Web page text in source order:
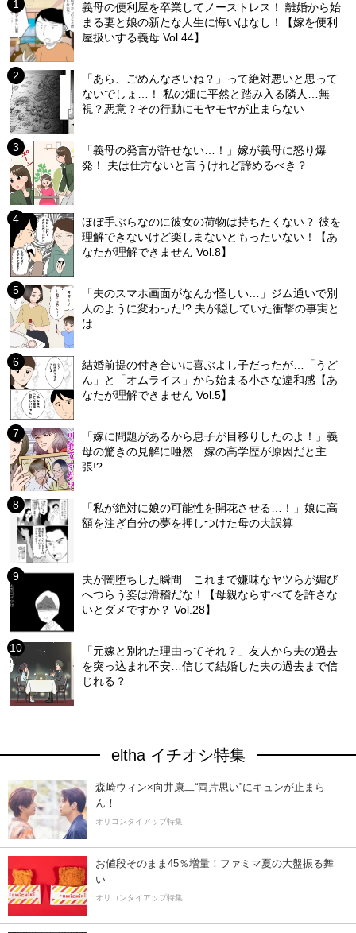
義母の便利屋を卒業してノーストレス！ 離婚から始
まる妻と娘の新たな人生に悔いはなし！【嫁を便利
屋扱いする義母 Vol.44】
「あら、ごめんなさいね？」って絶対悪いと思って
ないでしょ…！ 私の畑に平然と踏み入る隣人…無
視？悪意？その行動にモヤモヤが止まらない
「義母の発言が許せない…！」嫁が義母に怒り爆
発！ 夫は仕方ないと言うけれど諦めるべき？
ほぼ手ぶらなのに彼女の荷物は持ちたくない？ 彼を
理解できないけど楽しまないともったいない！【あ
なたが理解できません Vol.8】
「夫のスマホ画面がなんか怪しい…」ジム通いで別
人のように変わった!? 夫が隠していた衝撃の事実と
は
結婚前提の付き合いに喜ぶよし子だったが…「うど
ん」と「オムライス」から始まる小さな違和感【あ
なたが理解できません Vol.5】
「嫁に問題があるから息子が目移りしたのよ！」義
母の驚きの見解に唖然…嫁の高学歴が原因だと主
張!?
「私が絶対に娘の可能性を開花させる…！」娘に高
額を注ぎ自分の夢を押しつけた母の大誤算
夫が闇堕ちした瞬間…これまで嫌味なヤツらが媚び
へつらう姿は滑稽だな！【母親ならすべてを許さな
いとダメですか？ Vol.28】
「元嫁と別れた理由ってそれ？」友人から夫の過去
を突っ込まれ不安…信じて結婚した夫の過去まで信
じれる？
eltha イチオシ特集
森崎ウィン×向井康二“両片思い”にキュンが止まら
ん！
オリコンタイアップ特集
お値段そのまま45％増量！ファミマ夏の大盤振る舞
い
オリコンタイアップ特集